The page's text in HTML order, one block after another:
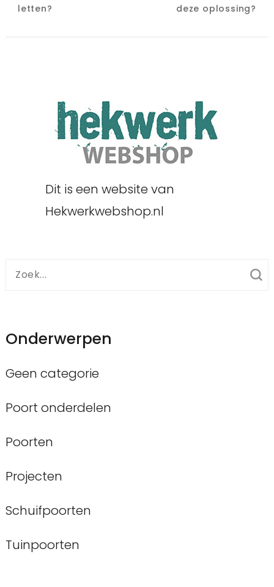
letten?
deze oplossing?
Dit is een website van
Hekwerkwebshop.nl
Zoek
Onderwerpen
Geen categorie
Poort onderdelen
Poorten
Projecten
Schuifpoorten
Tuinpoorten